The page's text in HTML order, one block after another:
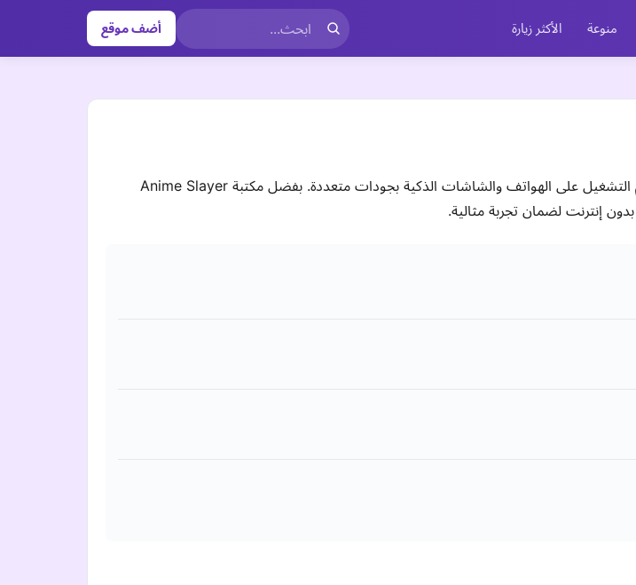
منوعة الأكثر زيارة أضف موقع
التطبيق الأفضل والأسرع لمشاهدة وتحميل الأنمي، حيث يوفر واجهة بسيطة تدعم التشغيل على الهواتف والشاشات الذكية بجودات متعددة. بفضل مكتبة Anime Slayer
إنترنت لضمان تجربة مثالية.